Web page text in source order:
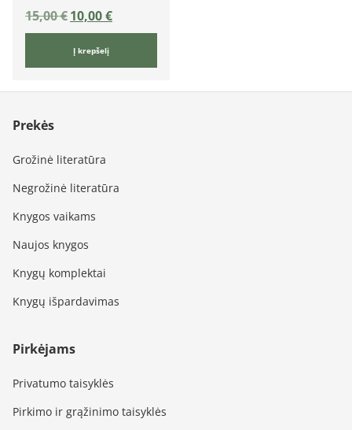
15,00€10,00€
Į krepšelį
Prekės
Grožinė literatūra
Negrožinė literatūra
Knygos vaikams
Naujos knygos
Knygų komplektai
Knygų išpardavimas
Pirkėjams
Privatumo taisyklės
Pirkimo ir grąžinimo taisyklės